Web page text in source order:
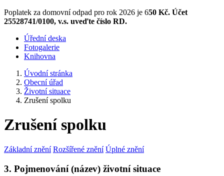
Poplatek za domovní odpad pro rok 2026 je 650 Kč. Účet
25528741/0100, v.s. uveďte číslo RD.
Úřední deska
Fotogalerie
Knihovna
Úvodní stránka
Obecní úřad
Životní situace
Zrušení spolku
Zrušení spolku
Základní znění Rozšířené znění Úplné znění
3. Pojmenování (název) životní situace